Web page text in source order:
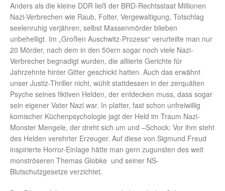
Anders als die kleine DDR ließ der BRD-Rechtsstaat Millionen
Nazi-Verbrechen wie Raub, Folter, Vergewaltigung, Totschlag
seelenruhig verjähren, selbst Massenmörder blieben
unbehelligt. Im „Großen Auschwitz-Prozess“ verurteilte man nur
20 Mörder, nach dem in den 50ern sogar noch viele Nazi-
Verbrecher begnadigt wurden, die alliierte Gerichte für
Jahrzehnte hinter Gitter geschickt hatten. Auch das erwähnt
unser Justiz-Thriller nicht, wühlt stattdessen in der zerquälten
Psyche seines fiktiven Helden, der entdecken muss, dass sogar
sein eigener Vater Nazi war. In platter, fast schon unfreiwillig
komischer Küchenpsychologie jagt der Held im Traum Nazi-
Monster Mengele, der dreht sich um und –Schock: Vor ihm steht
des Helden verehrter Erzeuger. Auf diese von Sigmund Freud
inspirierte Horror-Einlage hätte man gern zugunsten des weit
monströseren Themas Globke und seiner NS-
Blutschutzgesetze verzichtet.